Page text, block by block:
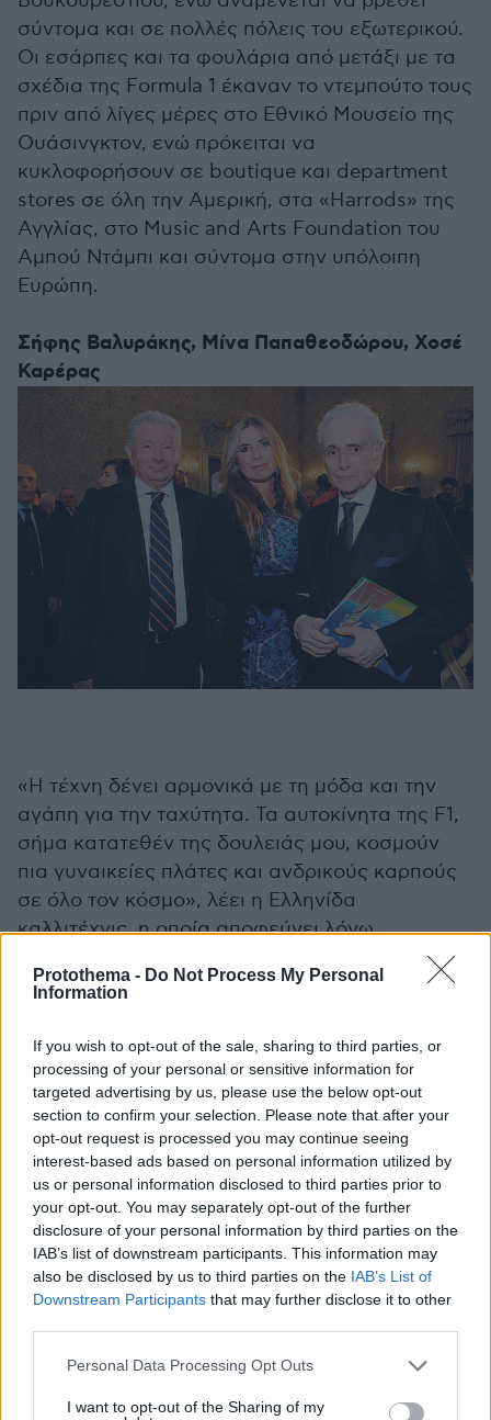
Protothema - Do Not Process My Personal
Information
If you wish to opt-out of the sale, sharing to third parties, or
processing of your personal or sensitive information for
targeted advertising by us, please use the below opt-out
section to confirm your selection. Please note that after your
opt-out request is processed you may continue seeing
interest-based ads based on personal information utilized by
us or personal information disclosed to third parties prior to
your opt-out. You may separately opt-out of the further
disclosure of your personal information by third parties on the
IAB’s list of downstream participants. This information may
also be disclosed by us to third parties on the IAB’s List of
Downstream Participants that may further disclose it to other
Please note that this website/app uses one or more Google
not limited to your visit or usage behaviour. You may click to
Personal Data Processing Opt Outs
I want to opt-out of the Sharing of my
σύντομα και σε πολλές πόλεις του εξωτερικού.
Οι εσάρπες και τα φουλάρια από μετάξι με τα
σχέδια της Formula 1 έκαναν το ντεμπούτο τους
πριν από λίγες μέρες στο Εθνικό Μουσείο της
Ουάσινγκτον, ενώ πρόκειται να
κυκλοφορήσουν σε boutique και department
stores σε όλη την Αμερική, στα «Harrods» της
Αγγλίας, στο Music and Arts Foundation του
Αμπού Ντάμπι και σύντομα στην υπόλοιπη
Ευρώπη.
Σήφης Βαλυράκης, Μίνα Παπαθεοδώρου, Χοσέ
Καρέρας
«Η τέχνη δένει αρμονικά με τη μόδα και την
αγάπη για την ταχύτητα. Τα αυτοκίνητα της F1,
σήμα κατατεθέν της δουλειάς μου, κοσμούν
πια γυναικείες πλάτες και ανδρικούς καρπούς
σε όλο τον κόσμο», λέει η Ελληνίδα
καλλιτέχνις, η οποία αποφεύγει λόγω
διακριτικότητας να πει ποιες προσωπικότητες
τα διαθέτουν ήδη στη συλλογή τους. Ωστόσο,
συλλέκτες και διευθύντριες μουσείων, όπως η
Αμερικανίδα Κάρολ Μάθιους. Τα μαντίλια και
τα ποσέτ δημιουργήθηκαν και τυπώθηκαν στο
Κόμο της Ιταλίας, εκεί όπου τυπώνονται τα
μετάξια μεγάλων οίκων μόδας της Γαλλίας και
της Ιταλίας, όπως του Hermès, του Gucci και
του Pucci, και είναι μοναδικά ως προς την
ποιότητα του μεταξιού και το εξαιρετικό
τύπωμα. Πρόκειται ουσιαστικά για έργα τέχνης
που συμβάλλουν στην ιδέα του art and fashion.
Το γεγονός μάλιστα ότι ο Φάμπιο Φόρμιλι,
του ένα ποσέτ της Μίνας Βαλυράκη προϊδεάζει